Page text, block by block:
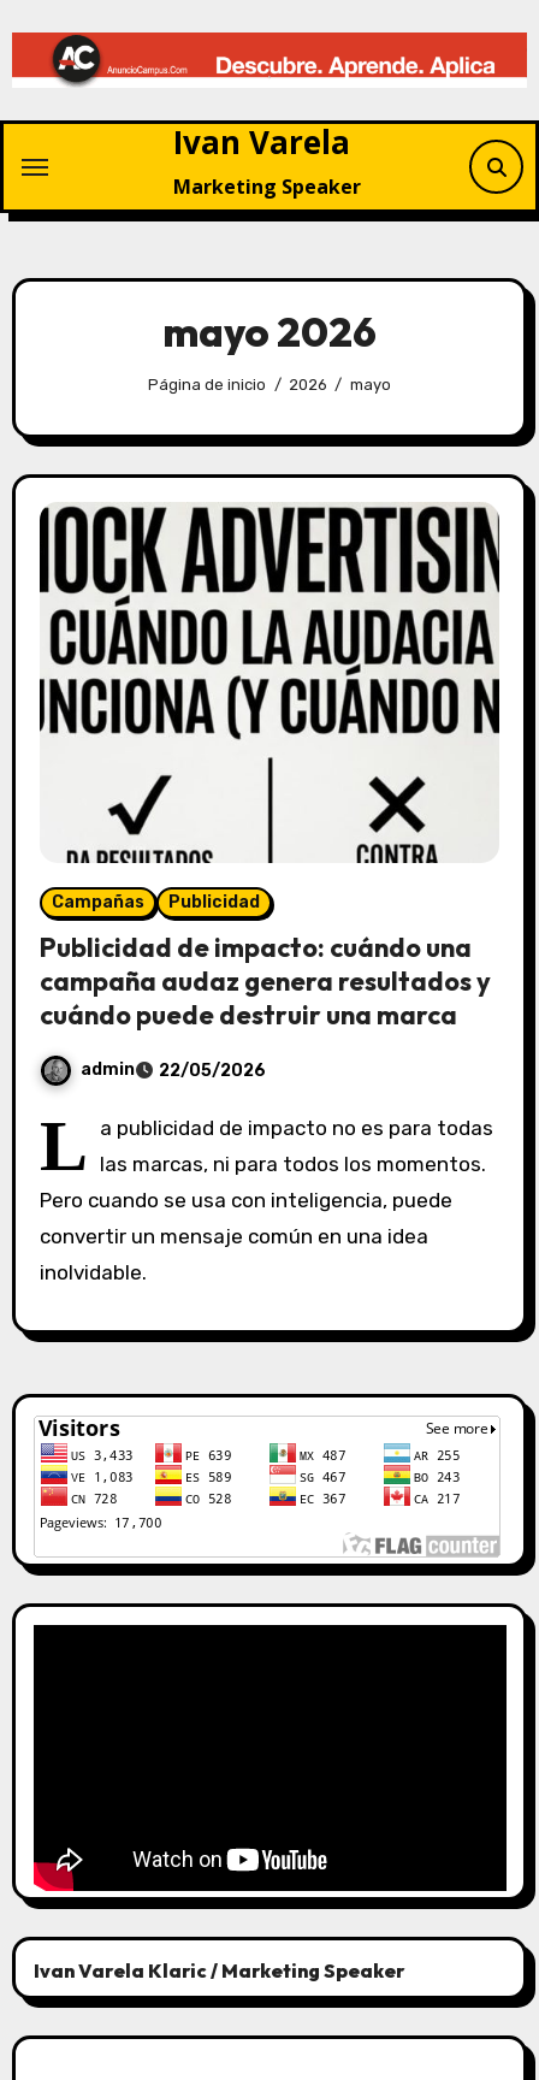
contenido
Ivan Varela
Marketing Speaker
mayo 2026
Página de inicio 2026 mayo
Campañas Publicidad
Publicidad de impacto: cuándo una
campaña audaz genera resultados y
cuándo puede destruir una marca
admin 22/05/2026
n
c
o
t
r
i
o
s
L
a publicidad de impacto no es para todas
las marcas, ni para todos los momentos.
Pero cuando se usa con inteligencia, puede
convertir un mensaje común en una idea
inolvidable.
Ivan Varela Klaric / Marketing Speaker